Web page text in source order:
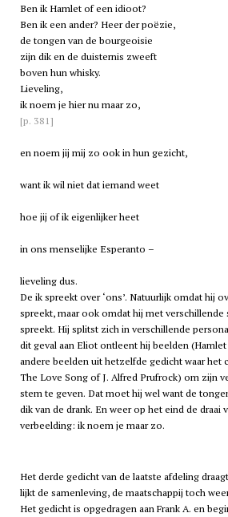
Ben ik Hamlet of een idioot?
Ben ik een ander? Heer der poëzie,
de tongen van de bourgeoisie
zijn dik en de duisternis zweeft
boven hun whisky.
Lieveling,
ik noem je hier nu maar zo,
[p. 381]
en noem jij mij zo ook in hun gezicht,
want ik wil niet dat iemand weet
hoe jij of ik eigenlijker heet
in ons menselijke Esperanto –
lieveling dus.
De ik spreekt over ‘ons’. Natuurlijk omdat hij
spreekt, maar ook omdat hij met
spreekt. Hij splitst zich in verschillende
dit geval aan Eliot ontleent hij beelden
andere beelden uit hetzelfde gedicht waar het
The Love Song of J. Alfred Prufrock) om zijn
stem te geven. Dat moet hij wel want de
dik van de drank. En weer op het eind de draai
verbeelding: ik noem je maar zo.
Het derde gedicht van de laatste afdeling
lijkt de samenleving, de maatschappij toch
Het gedicht is opgedragen aan Frank A. en